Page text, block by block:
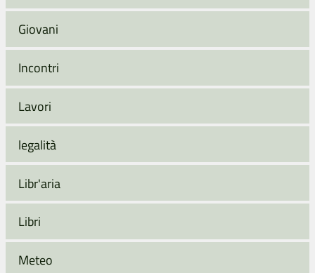
Giovani
Incontri
Lavori
legalità
Libr'aria
Libri
Meteo